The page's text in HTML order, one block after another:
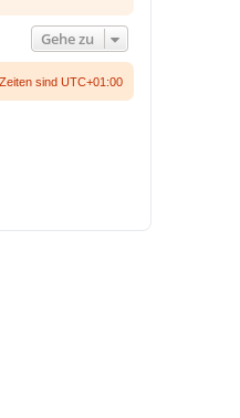
Gehe zu
sind UTC+01:00